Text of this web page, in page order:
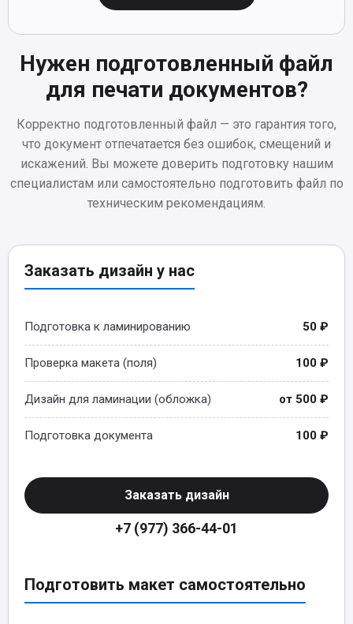
Нужен подготовленный файл
для печати документов?
Корректно подготовленный файл — это гарантия того,
что документ отпечатается без ошибок, смещений и
искажений. Вы можете доверить подготовку нашим
специалистам или самостоятельно подготовить файл по
техническим рекомендациям.
Заказать дизайн у нас
Подготовка к ламинированию 50 ₽
Проверка макета (поля) 100 ₽
Дизайн для ламинации (обложка) от 500 ₽
Подготовка документа 100 ₽
Заказать дизайн
+7 (977) 366-44-01
Подготовить макет самостоятельно